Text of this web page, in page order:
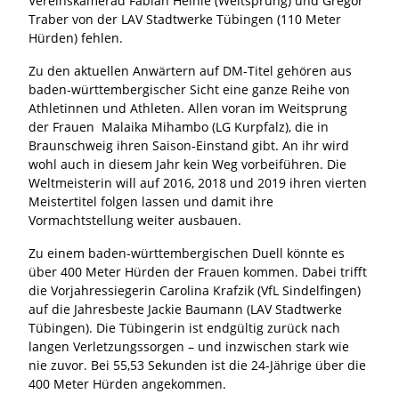
Traber von der LAV Stadtwerke Tübingen (110 Meter
Hürden) fehlen.
Zu den aktuellen Anwärtern auf DM-Titel gehören aus
baden-württembergischer Sicht eine ganze Reihe von
Athletinnen und Athleten. Allen voran im Weitsprung
der Frauen Malaika Mihambo (LG Kurpfalz), die in
Braunschweig ihren Saison-Einstand gibt. An ihr wird
wohl auch in diesem Jahr kein Weg vorbeiführen. Die
Weltmeisterin will auf 2016, 2018 und 2019 ihren vierten
Meistertitel folgen lassen und damit ihre
Vormachtstellung weiter ausbauen.
Zu einem baden-württembergischen Duell könnte es
über 400 Meter Hürden der Frauen kommen. Dabei trifft
die Vorjahressiegerin Carolina Krafzik (VfL Sindelfingen)
auf die Jahresbeste Jackie Baumann (LAV Stadtwerke
Tübingen). Die Tübingerin ist endgültig zurück nach
langen Verletzungssorgen – und inzwischen stark wie
nie zuvor. Bei 55,53 Sekunden ist die 24-Jährige über die
400 Meter Hürden angekommen.